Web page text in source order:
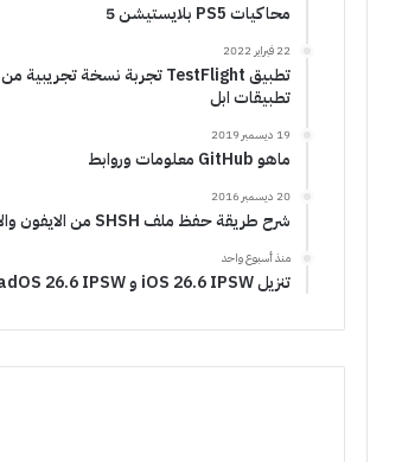
محاكيات PS5 بلايستيشن 5
22 فبراير 2022
تطبيق TestFlight تجربة نسخة تجريبية من
تطبيقات ابل
19 ديسمبر 2019
ماهو GitHub معلومات وروابط
20 ديسمبر 2016
شرح طريقة حفظ ملف SHSH من الايفون والايباد
منذ أسبوع واحد
تنزيل iOS 26.6 IPSW و iPadOS 26.6 IPSW